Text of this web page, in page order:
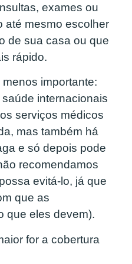
exames ou
até mesmo escolher
de sua casa ou que
rápido.
importante:
internacionais
serviços médicos
mas também há
e só depois pode
recomendamos
evitá-lo, já que
que as
que eles devem).
for a cobertura